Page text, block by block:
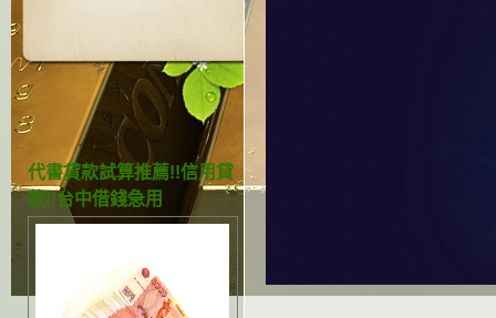
代書貸款試算推薦!!信用貸
款!!台中借錢急用